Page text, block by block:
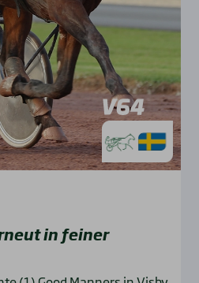
in fei­ner